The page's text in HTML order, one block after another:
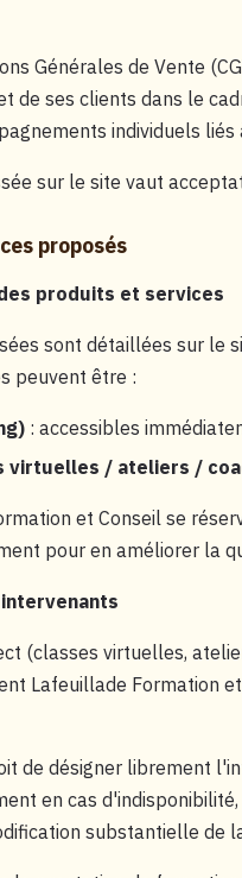
Générales de Vente
de ses clients dans le
individuels
sur le site vaut
proposés
produits et services
sont détaillées sur le
peuvent être :
: accessibles
virtuelles / ateliers /
et Conseil se
pour en améliorer la
(classes virtuelles,
Lafeuillade Formation
de désigner librement
en cas
substantielle de